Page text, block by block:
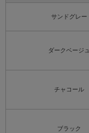
サンドグレー
ダークベージュ
チャコール
ブラック